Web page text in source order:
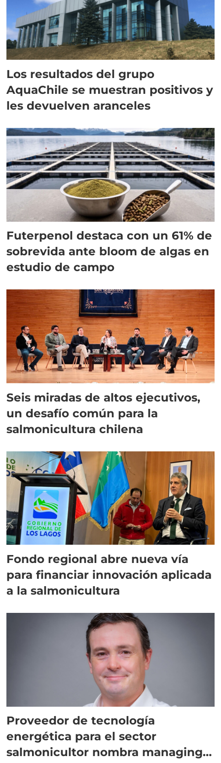
Los resultados del grupo
AquaChile se muestran positivos y
les devuelven aranceles
Futerpenol destaca con un 61% de
sobrevida ante bloom de algas en
estudio de campo
Seis miradas de altos ejecutivos,
un desafío común para la
salmonicultura chilena
Fondo regional abre nueva vía
para financiar innovación aplicada
a la salmonicultura
Proveedor de tecnología
energética para el sector
salmonicultor nombra managing